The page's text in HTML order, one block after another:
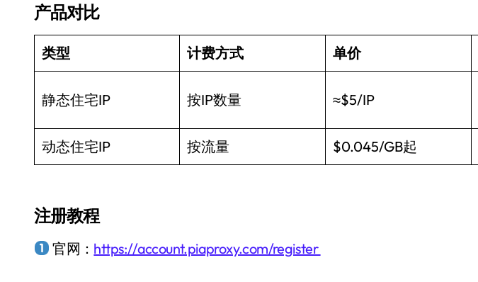
产品对比
类型 计费方式 单价
静态住宅IP 按IP数量 ≈$5/IP
动态住宅IP 按流量 $0.045/GB起
注册教程
官网： https://account.piaproxy.com/register